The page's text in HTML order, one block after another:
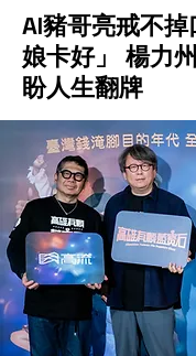
AI豬哥亮戒不
娘卡好」 楊力
盼人生翻牌